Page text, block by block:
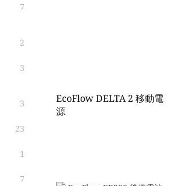
7
2
3
3
23
1
7
EcoFlow DELTA 2 移動電
源